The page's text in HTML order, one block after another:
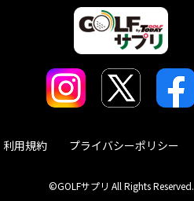
利用規約 プライバシーポリシー
©GOLFサプリ All Rights Reserved.